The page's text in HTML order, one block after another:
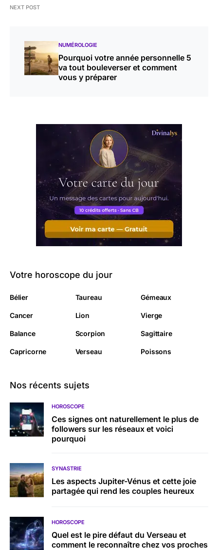
NEXT POST
NUMÉROLOGIE
Pourquoi votre année personnelle 5
va tout bouleverser et comment
vous y préparer
Votre horoscope du jour
Bélier Taureau Gémeaux
Cancer Lion Vierge
Balance Scorpion Sagittaire
Capricorne Verseau Poissons
Nos récents sujets
HOROSCOPE
Ces signes ont naturellement le plus de
followers sur les réseaux et voici
pourquoi
SYNASTRIE
Les aspects Jupiter-Vénus et cette joie
partagée qui rend les couples heureux
HOROSCOPE
Quel est le pire défaut du Verseau et
comment le reconnaître chez vos proches